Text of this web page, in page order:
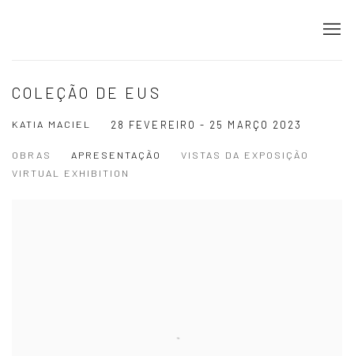
COLEÇÃO DE EUS
KATIA MACIEL 28 FEVEREIRO - 25 MARÇO 2023
OBRAS APRESENTAÇÃO
VISTAS DA EXPOSIÇÃO
VIRTUAL EXHIBITION